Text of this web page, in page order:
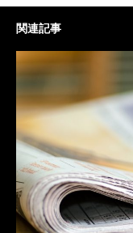
関連記事